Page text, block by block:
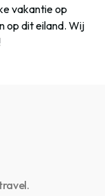
vakantie op
op dit eiland. Wij